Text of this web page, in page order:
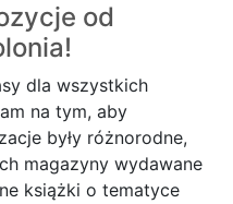
od
dla wszystkich
na tym, aby
były różnorodne,
magazyny wydawane
książki o tematyce